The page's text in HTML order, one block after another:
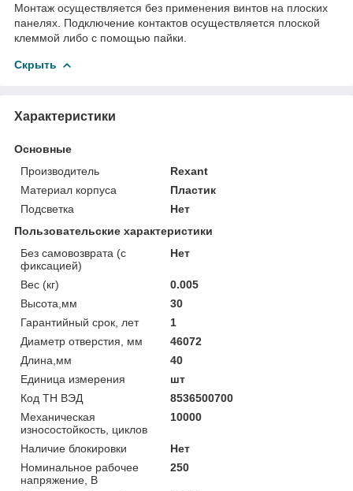
Монтаж осуществляется без применения винтов на плоских
панелях. Подключение контактов осуществляется плоской
клеммой либо с помощью пайки.
Скрыть
Характеристики
Основные
Производитель
Rexant
Материал корпуса
Пластик
Подсветка
Нет
Пользовательские характеристики
Без самовозврата (с
фиксацией)
Нет
Вес (кг)
0.005
Высота,мм
30
Гарантийный срок, лет
1
Диаметр отверстия, мм
46072
Длина,мм
40
Единица измерения
шт
Код ТН ВЭД
8536500700
Механическая
износостойкость, циклов
10000
Наличие блокировки
Нет
Номинальное рабочее
напряжение, В
250